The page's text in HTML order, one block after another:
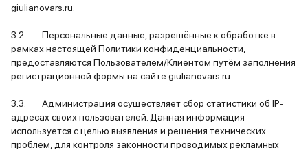
giulianovars.ru.
3.2. Персональные данные, разрешённые к обработке в
рамках настоящей Политики конфиденциальности,
предоставляются Пользователем/Клиентом путём заполнения
регистрационной формы на сайте giulianovars.ru.
3.3. Администрация осуществляет сбор статистики об IP-
адресах своих пользователей. Данная информация
используется с целью выявления и решения технических
проблем, для контроля законности проводимых рекламных